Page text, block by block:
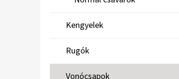
Kengyelek
Rugók
Vonócsapok